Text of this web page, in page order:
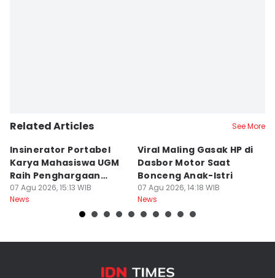
Related Articles See More
Insinerator Portabel
Karya Mahasiswa UGM
Raih Penghargaan
Internasional
07 Agu 2026, 15:13 WIB
News
Viral Maling Gasak HP di
Dasbor Motor Saat
Bonceng Anak-Istri
07 Agu 2026, 14:18 WIB
News